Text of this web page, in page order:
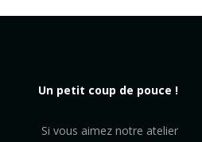
Un petit coup de pouce !
Si vous aimez notre atelier